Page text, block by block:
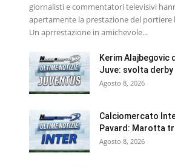
giornalisti e commentatori televisivi
apertamente la prestazione del portiere
Un aprrestazione in amichevole...
Kerim Alajbegovic
Juve: svolta derby
Agosto 8, 2026
Calciomercato
Pavard: Marotta
Agosto 8, 2026